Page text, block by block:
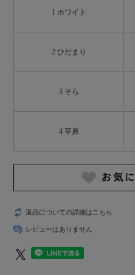
1 ホワイト
2 ひだまり
3 そら
4 草原
返品についての詳細はこちら
レビューはありません